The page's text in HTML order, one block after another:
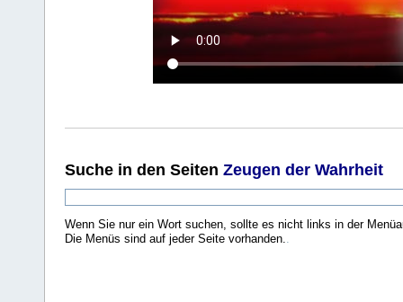
Suche in den Seiten Zeugen der Wahrheit
Wenn Sie nur ein Wort suchen, sollte es nicht links in der
Die Menüs sind auf jeder Seite vorhanden..